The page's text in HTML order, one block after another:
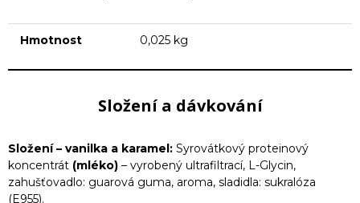
Hmotnost 0,025 kg
Složení a dávkování
Složení – vanilka a karamel: Syrovátkový proteinový
koncentrát (mléko) – vyrobený ultrafiltrací, L-Glycin,
zahušťovadlo: guarová guma, aroma, sladidla: sukralóza
(E955).